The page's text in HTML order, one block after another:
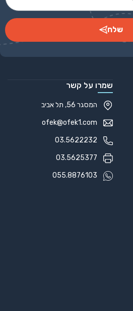
שלח
שמרו על קשר
המסגר 56, תל אביב
ofek@ofek1.com
03.5622232
03.5625377
055.8876103